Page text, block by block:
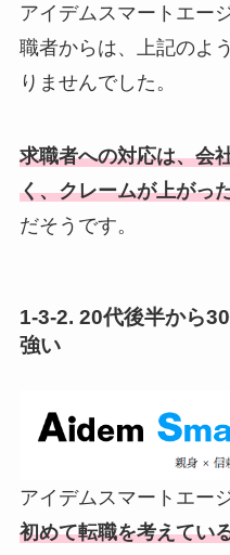
アイデムスマートエー
職者からは、上記のよ
りませんでした。
求職者への対応は、会
く、クレームが上がっ
だそうです。
1-3-2. 20代後半から
強い
アイデムスマートエー
初めて転職を考えてい